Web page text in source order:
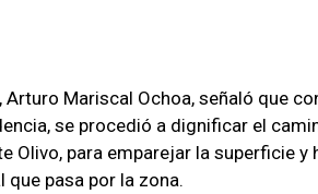
Mariscal Ochoa, señaló que
se procedió a dignificar el
Olivo, para emparejar la superficie y
que pasa por la zona.